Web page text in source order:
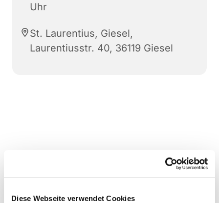
Diese Webseite verwendet Cookies
Uhr
St. Laurentius, Giesel,
Laurentiusstr. 40, 36119 Giesel